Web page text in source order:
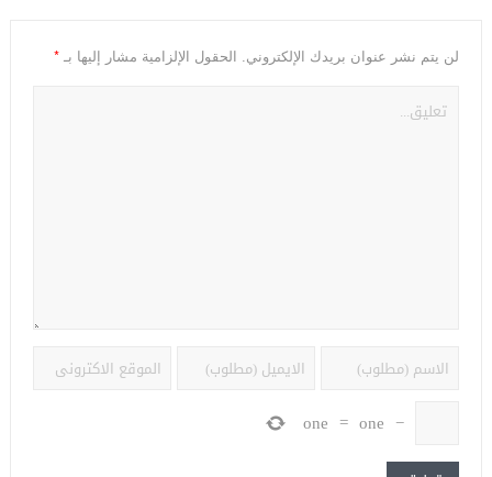
لن يتم نشر عنوان بريدك الإلكتروني. الحقول الإلزامية مشار إليها بـ *
−
one
=
one